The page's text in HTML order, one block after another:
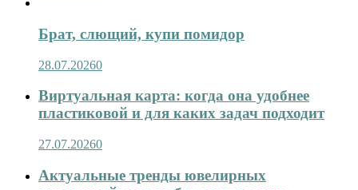
Брат, слющий, купи помидор
28.07.20260
Виртуальная карта: когда она удобнее
пластиковой и для каких задач подходит
27.07.20260
Актуальные тренды ювелирных